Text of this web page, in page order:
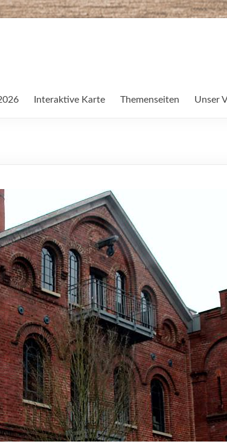
Interaktive Karte Themenseiten Unser